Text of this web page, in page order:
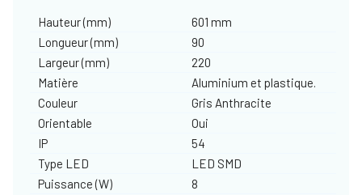
Hauteur (mm)
601 mm
Longueur (mm)
90
Largeur (mm)
220
Matière
Aluminium et plastique.
Couleur
Gris Anthracite
Orientable
Oui
IP
54
Type LED
LED SMD
Puissance (W)
8